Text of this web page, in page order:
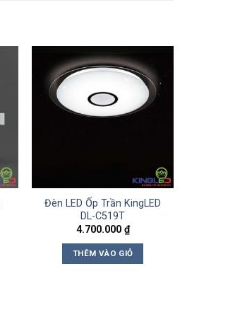
Đèn LED Ốp Trần KingLED
DL-C519T
4.700.000 ₫
THÊM VÀO GIỎ